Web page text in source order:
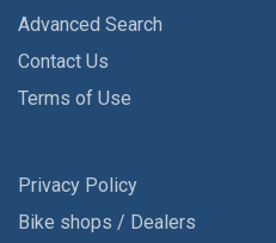
Advanced Search
Contact Us
Terms of Use
Privacy Policy
Bike shops / Dealers